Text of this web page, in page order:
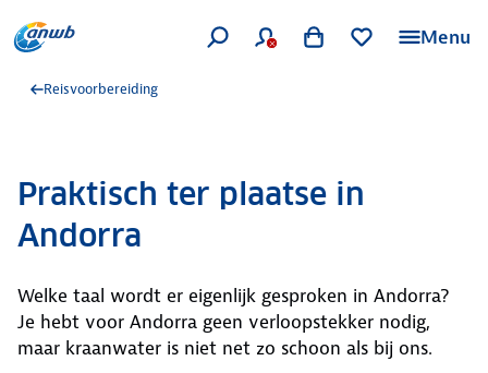
Menu
Reisvoorbereiding
Praktisch ter plaatse in
Andorra
Welke taal wordt er eigenlijk gesproken in Andorra?
Je hebt voor Andorra geen verloopstekker nodig,
maar kraanwater is niet net zo schoon als bij ons.